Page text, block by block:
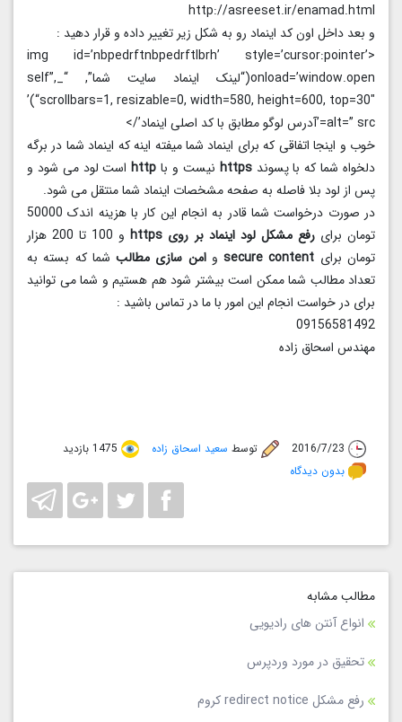
http://asreeset.ir/enamad.html
و بعد داخل اون کد اینماد رو به شکل زیر تغییر داده و قرار دهید :
<img id=’nbpedrftnbpedrftlbrh’ style=’cursor:pointer’
onload=’window.open(“لینک اینماد سایت شما”, “_self”,
“scrollbars=1, resizable=0, width=580, height=600, top=30″)’
alt=” src=’آدرس لوگو مطابق با کد اصلی اینماد’/>
خوب و اینجا اتفاقی که برای اینماد شما میفته اینه که اینماد شما در برگه
دلخواه شما که با پسوند httpsنیست و باhttpاست لود می شود و
پس از لود بلا فاصله به صفحه مشخصات اینماد شما منتقل می شود.
در صورت درخواست شما قادر به انجام این کار با هزینه اندک 50000
تومان برای رفع مشکل لود اینماد بر روی https
و 100 تا 200 هزار
تومان برای secure contentو امن سازی مطالبشما که بسته به
تعداد مطالب شما ممکن است بیشتر شود هم هستیم و شما می توانید
برای در خواست انجام این امور با ما در تماس باشید :
09156581492
مهندس اسحاق زاده
2016/7/23 توسطسعید اسحاق زاده
1475 بازدید
بدون دیدگاه
مطالب مشابه
انواع آنتن های رادیویی
تحقیق در مورد وردپرس
رفع مشکل redirect notice کروم